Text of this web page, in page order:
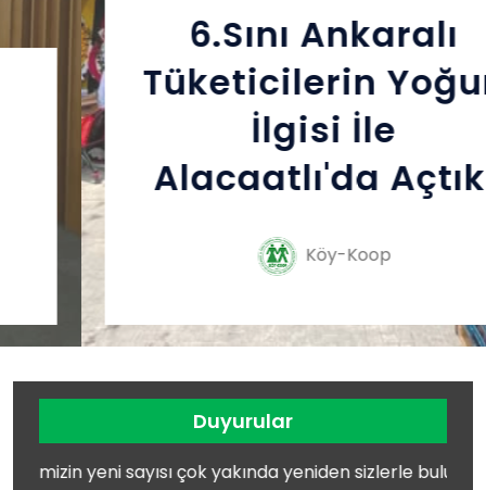
6.sını Ankaralı
Tüketicilerin Yoğun
İlgisi İle
Alacaatlı'da Açtık.
Köy-Koop
Duyurular
yakında yeniden sizlerle buluşuyor..› KIRSAL